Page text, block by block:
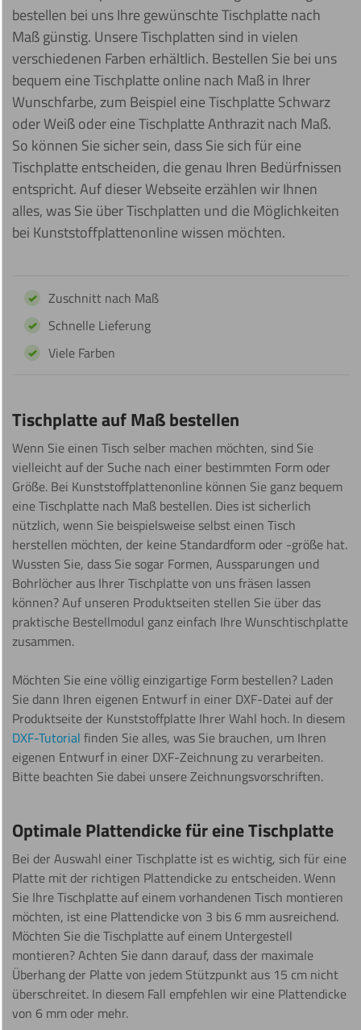
bestellen bei uns Ihre gewünschte Tischplatte nach
Maß günstig. Unsere Tischplatten sind in vielen
verschiedenen Farben erhältlich. Bestellen Sie bei uns
bequem eine Tischplatte online nach Maß in Ihrer
Wunschfarbe, zum Beispiel eine Tischplatte Schwarz
oder Weiß oder eine Tischplatte Anthrazit nach Maß.
So können Sie sicher sein, dass Sie sich für eine
Tischplatte entscheiden, die genau Ihren Bedürfnissen
entspricht. Auf dieser Webseite erzählen wir Ihnen
alles, was Sie über Tischplatten und die Möglichkeiten
bei Kunststoffplattenonline wissen möchten.
Zuschnitt nach Maß
Schnelle Lieferung
Viele Farben
Tischplatte auf Maß bestellen
Wenn Sie einen Tisch selber machen möchten, sind Sie
vielleicht auf der Suche nach einer bestimmten Form oder
Größe. Bei Kunststoffplattenonline können Sie ganz bequem
eine Tischplatte nach Maß bestellen. Dies ist sicherlich
nützlich, wenn Sie beispielsweise selbst einen Tisch
herstellen möchten, der keine Standardform oder -größe hat.
Wussten Sie, dass Sie sogar Formen, Aussparungen und
Bohrlöcher aus Ihrer Tischplatte von uns fräsen lassen
können? Auf unseren Produktseiten stellen Sie über das
praktische Bestellmodul ganz einfach Ihre Wunschtischplatte
zusammen.
Möchten Sie eine völlig einzigartige Form bestellen? Laden
Sie dann Ihren eigenen Entwurf in einer DXF-Datei auf der
Produktseite der Kunststoffplatte Ihrer Wahl hoch. In diesem
DXF-Tutorial finden Sie alles, was Sie brauchen, um Ihren
eigenen Entwurf in einer DXF-Zeichnung zu verarbeiten.
Bitte beachten Sie dabei unsere Zeichnungsvorschriften.
Optimale Plattendicke für eine Tischplatte
Bei der Auswahl einer Tischplatte ist es wichtig, sich für eine
Platte mit der richtigen Plattendicke zu entscheiden. Wenn
Sie Ihre Tischplatte auf einem vorhandenen Tisch montieren
möchten, ist eine Plattendicke von 3 bis 6 mm ausreichend.
Möchten Sie die Tischplatte auf einem Untergestell
montieren? Achten Sie dann darauf, dass der maximale
Überhang der Platte von jedem Stützpunkt aus 15 cm nicht
überschreitet. In diesem Fall empfehlen wir eine Plattendicke
von 6 mm oder mehr.